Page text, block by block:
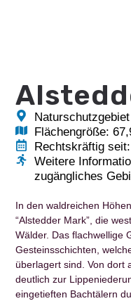
Flächengröße:
Rechtskräftig
Weitere
zugängliches
In den waldreichen
“Alstedder Mark”, die
Wälder. Das flachwellige
Gesteinsschichten,
überlagert sind. Von dort
deutlich zur
eingetieften Bachtälern